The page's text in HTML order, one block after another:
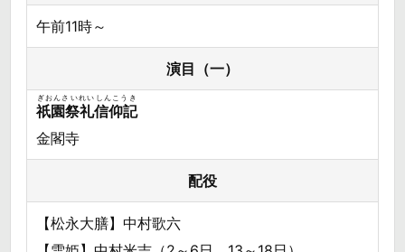
午前11時～
演目（一）
祇園祭礼信仰記
ぎおんさいれいしんこうき
金閣寺
配役
【松永大膳】中村歌六